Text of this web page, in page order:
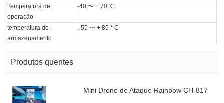
Temperatura de
operação
-40 〜 + 70 ℃
temperatura de
armazenamento
.-55 〜 + 85 * C
Produtos quentes
Mini Drone de Ataque Rainbow CH-817